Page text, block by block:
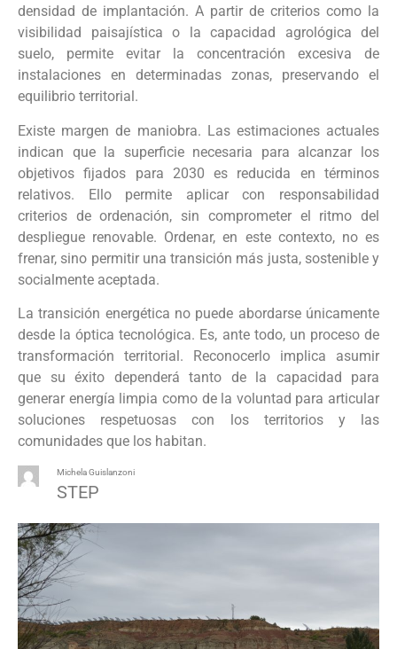
densidad de implantación. A partir de criterios como la
visibilidad paisajística o la capacidad agrológica del
suelo, permite evitar la concentración excesiva de
instalaciones en determinadas zonas, preservando el
equilibrio territorial.
Existe margen de maniobra. Las estimaciones actuales
indican que la superficie necesaria para alcanzar los
objetivos fijados para 2030 es reducida en términos
relativos. Ello permite aplicar con responsabilidad
criterios de ordenación, sin comprometer el ritmo del
despliegue renovable. Ordenar, en este contexto, no es
frenar, sino permitir una transición más justa, sostenible y
socialmente aceptada.
La transición energética no puede abordarse únicamente
desde la óptica tecnológica. Es, ante todo, un proceso de
transformación territorial. Reconocerlo implica asumir
que su éxito dependerá tanto de la capacidad para
generar energía limpia como de la voluntad para articular
soluciones respetuosas con los territorios y las
comunidades que los habitan.
Michela Guislanzoni
STEP